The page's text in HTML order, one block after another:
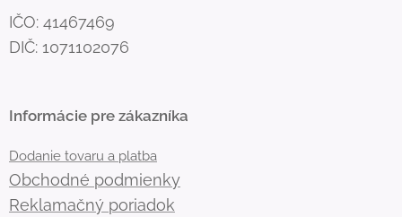
IČO: 41467469
DIČ: 1071102076
Informácie pre zákazníka
Dodanie tovaru a platba
Obchodné podmienky
Reklamačný poriadok